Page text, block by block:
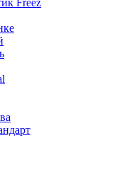
Freez